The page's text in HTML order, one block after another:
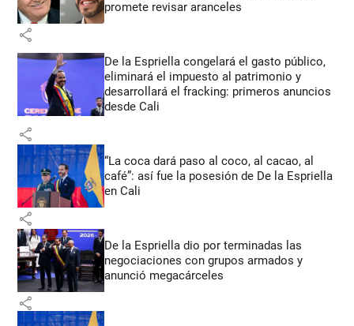
promete revisar aranceles
share
De la Espriella congelará el gasto público,
eliminará el impuesto al patrimonio y
desarrollará el fracking: primeros anuncios
desde Cali
share
“La coca dará paso al coco, al cacao, al
café”: así fue la posesión de De la Espriella
en Cali
share
De la Espriella dio por terminadas las
negociaciones con grupos armados y
anunció megacárceles
share